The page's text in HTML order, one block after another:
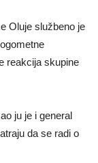
Oluje službeno je
reakcija skupine
ju je i general
da se radi o